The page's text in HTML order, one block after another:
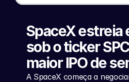
SpaceX estreia
sob o ticker
maior IPO de
A SpaceX começa a